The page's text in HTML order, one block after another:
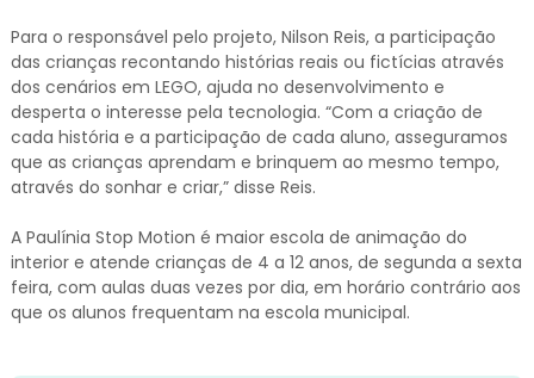
Para o responsável pelo projeto, Nilson Reis, a participação
das crianças recontando histórias reais ou fictícias através
dos cenários em LEGO, ajuda no desenvolvimento e
desperta o interesse pela tecnologia. “Com a criação de
cada história e a participação de cada aluno, asseguramos
que as crianças aprendam e brinquem ao mesmo tempo,
através do sonhar e criar,” disse Reis.
A Paulínia Stop Motion é maior escola de animação do
interior e atende crianças de 4 a 12 anos, de segunda a sexta
feira, com aulas duas vezes por dia, em horário contrário aos
que os alunos frequentam na escola municipal.